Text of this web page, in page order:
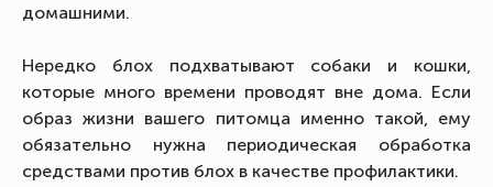
домашними.
Нередко блох подхватывают собаки и кошки,
которые много времени проводят вне дома. Если
образ жизни вашего питомца именно такой, ему
обязательно нужна периодическая обработка
средствами против блох в качестве профилактики.